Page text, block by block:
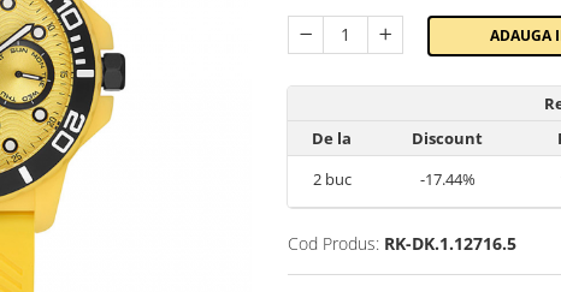
ADAUGA
De la
Discount
2buc -17.44%
Cod Produs: RK-DK.1.12716.5